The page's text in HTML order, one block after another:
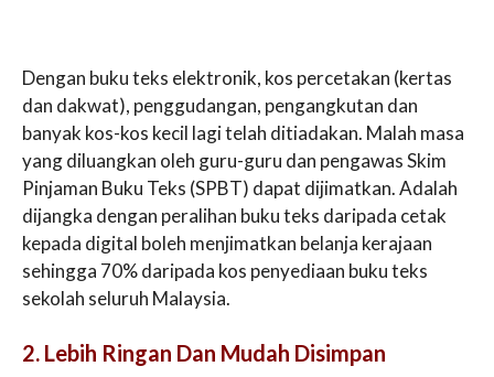
Dengan buku teks elektronik, kos percetakan (kertas
dan dakwat), penggudangan, pengangkutan dan
banyak kos-kos kecil lagi telah ditiadakan. Malah masa
yang diluangkan oleh guru-guru dan pengawas Skim
Pinjaman Buku Teks (SPBT) dapat dijimatkan. Adalah
dijangka dengan peralihan buku teks daripada cetak
kepada digital boleh menjimatkan belanja kerajaan
sehingga 70% daripada kos penyediaan buku teks
sekolah seluruh Malaysia.
2. Lebih Ringan Dan Mudah Disimpan